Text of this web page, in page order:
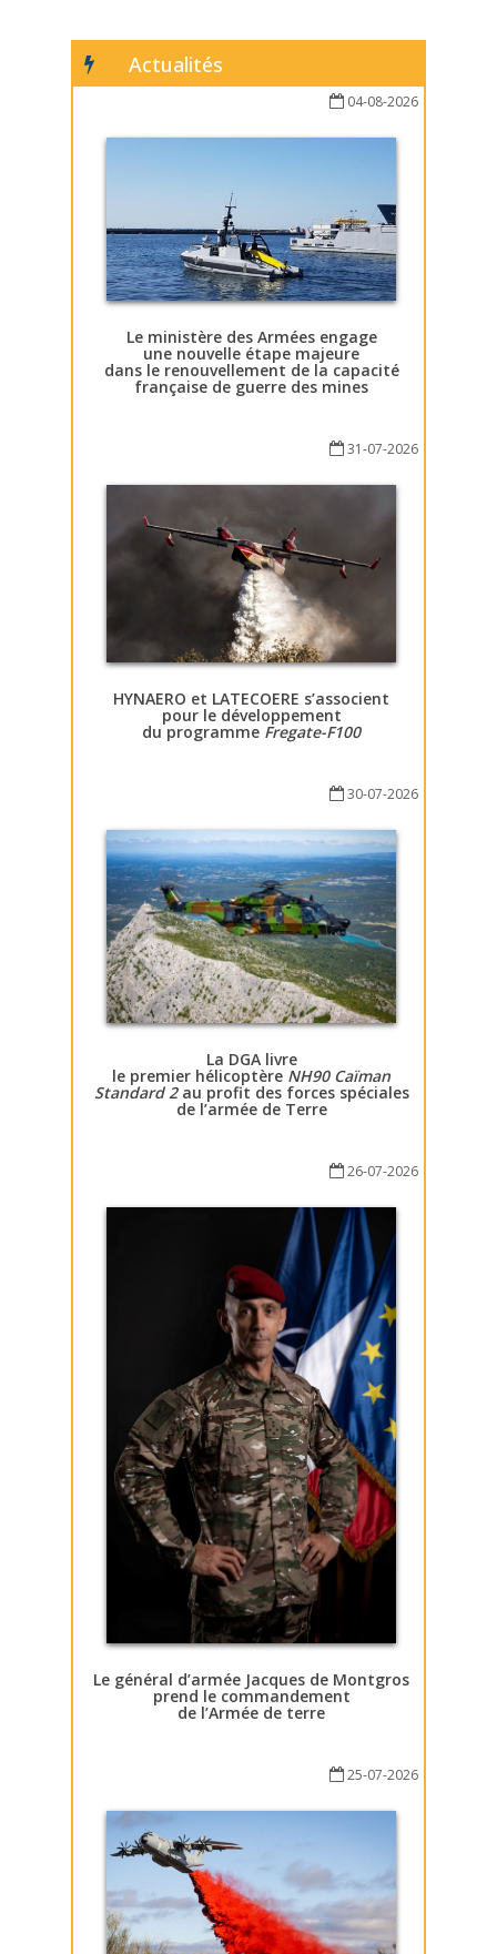
Actualités
04-08-2026
Le ministère des Armées engage
une nouvelle étape majeure
dans le renouvellement de la capacité
française de guerre des mines
31-07-2026
HYNAERO et LATECOERE s’associent
pour le développement
du programme Fregate-F100
30-07-2026
La DGA livre
le premier hélicoptère NH90 Caïman
Standard 2au profit des forces spéciales
de l’armée de Terre
26-07-2026
Le général d’armée Jacques de Montgros
prend le commandement
de l’Armée de terre
25-07-2026